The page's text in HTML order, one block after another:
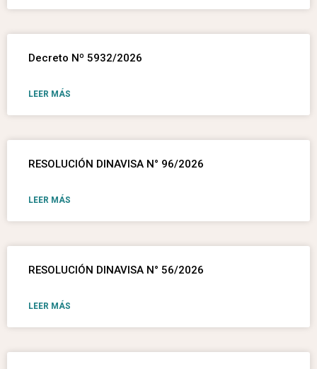
Decreto Nº 5932/2026
LEER MÁS
RESOLUCIÓN DINAVISA N° 96/2026
LEER MÁS
RESOLUCIÓN DINAVISA N° 56/2026
LEER MÁS